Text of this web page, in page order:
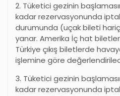
2. Tüketici gezinin
kadar rezervasyonunda
durumunda (uçak bileti
yanar. Amerika İç hat
Türkiye çıkış biletlerde
işlemine göre
3. Tüketici gezinin
kadar rezervasyonunda